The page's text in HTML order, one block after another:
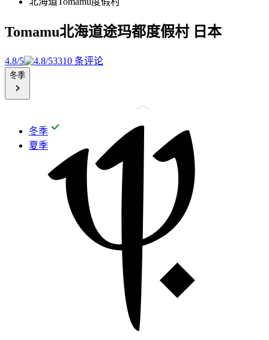
Tomamu北海道途玛都度假村 日本
4.8/5 3310 条评论
冬季
冬季
夏季